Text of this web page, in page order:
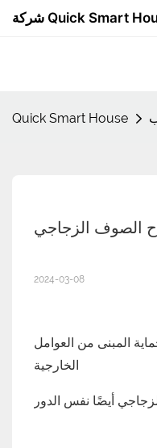
Quick Smart House
الصوف الزجاجي
2024-03-08
المبنى من العوامل
الخارجية